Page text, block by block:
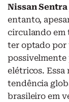
Nissan Sentra
entanto,
circulando em
ter optado por
elétricos. Essa
tendência
brasileiro em